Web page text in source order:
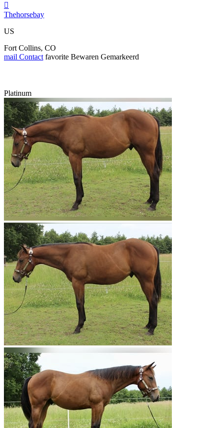

Thehorsebay
US
Fort Collins, CO
mail Contact favorite Bewaren Gemarkeerd
Platinum